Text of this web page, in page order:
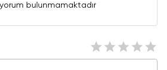
bulunmamaktadır